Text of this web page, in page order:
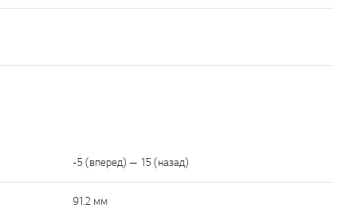
-5 (вперед) — 15 (назад)
91.2 мм